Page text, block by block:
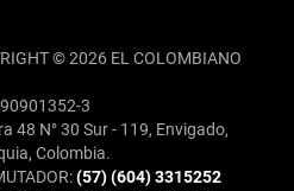
© 2026 EL COLOMBIANO
3
48 N° 30 Sur - 119, Envigado,
Colombia.
(57) (604) 3315252